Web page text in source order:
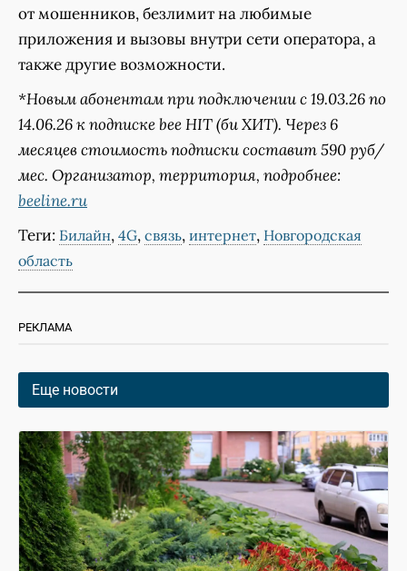
от мошенников, безлимит на любимые
приложения и вызовы внутри сети оператора, а
также другие возможности.
*Новым абонентам при подключении с 19.03.26 по
14.06.26 к подписке bee HIT (би ХИТ). Через 6
месяцев стоимость подписки составит 590 руб/
мес. Организатор, территория, подробнее:
beeline.ru
Теги: Билайн, 4G, связь, интернет, Новгородская
область
РЕКЛАМА
Еще новости